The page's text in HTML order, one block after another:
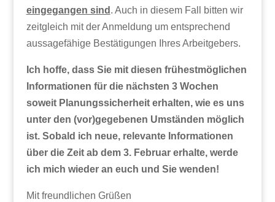
eingegangen sind . Auch in diesem Fall bitten wir
zeitgleich mit der Anmeldung um entsprechend
aussagefähige Bestätigungen Ihres Arbeitgebers.
Ich hoffe, dass Sie mit diesen frühestmöglichen
Informationen für die nächsten 3 Wochen
soweit Planungssicherheit erhalten, wie es uns
unter den (vor)gegebenen Umständen möglich
ist. Sobald ich neue, relevante Informationen
über die Zeit ab dem 3. Februar erhalte, werde
ich mich wieder an euch und Sie wenden!
Mit freundlichen Grüßen